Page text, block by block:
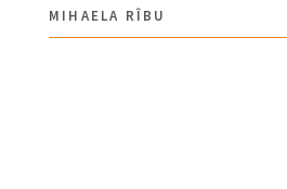
MIHAELA RÎBU